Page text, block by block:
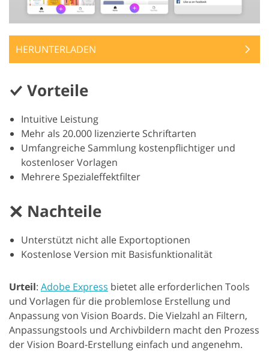
HERUNTERLADEN
Vorteile
Intuitive Leistung
Mehr als 20.000 lizenzierte Schriftarten
Umfangreiche Sammlung kostenpflichtiger und
kostenloser Vorlagen
Mehrere Spezialeffektfilter
Nachteile
Unterstützt nicht alle Exportoptionen
Kostenlose Version mit Basisfunktionalität
Urteil: Adobe Express bietet alle erforderlichen Tools
und Vorlagen für die problemlose Erstellung und
Anpassung von Vision Boards. Die Vielzahl an Filtern,
Anpassungstools und Archivbildern macht den Prozess
der Vision Board-Erstellung einfach und angenehm.